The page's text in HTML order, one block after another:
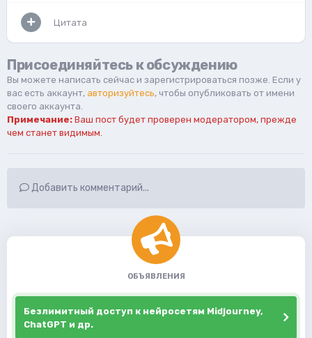
Цитата
Присоединяйтесь к обсуждению
Вы можете написать сейчас и зарегистрироваться позже. Если у
вас есть аккаунт, авторизуйтесь, чтобы опубликовать от имени
своего аккаунта.
Примечание: Ваш пост будет проверен модератором, прежде
чем станет видимым.
Добавить комментарий...
ОБЪЯВЛЕНИЯ
Безлимитный доступ к нейросетям Midjourney,
ChatGPT и др.